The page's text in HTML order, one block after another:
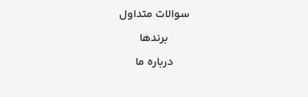
سوالات متداول
برندها
درباره ما